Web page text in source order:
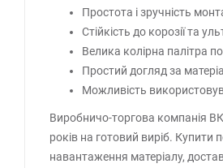
Простота і зручність
Стійкість до корозії та
Велика колірна палітра
Простий догляд за
Можливість
Виробничо-торгова компанія ВК
років на готовий виріб.
навантаження матеріалу,